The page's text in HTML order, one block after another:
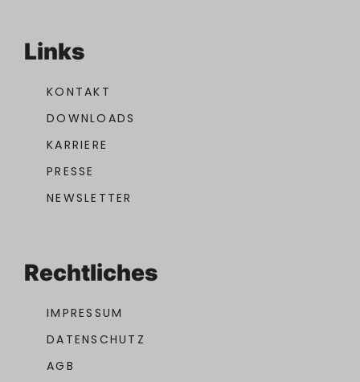
Links
KONTAKT
DOWNLOADS
KARRIERE
PRESSE
NEWSLETTER
Rechtliches
IMPRESSUM
DATENSCHUTZ
AGB